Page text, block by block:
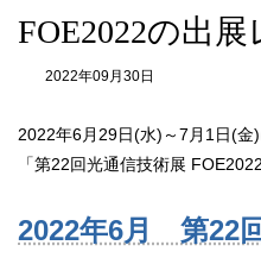
FOE2022の出
2022年09月30日
2022年6月29日(水)～7月1日(金
「第22回光通信技術展
2022年6月 第22